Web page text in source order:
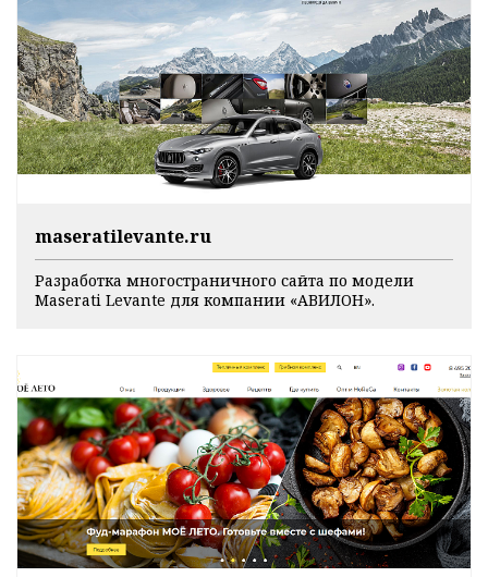
maseratilevante.ru
Разработка многостраничного сайта по модели
Maserati Levante для компании «АВИЛОН».